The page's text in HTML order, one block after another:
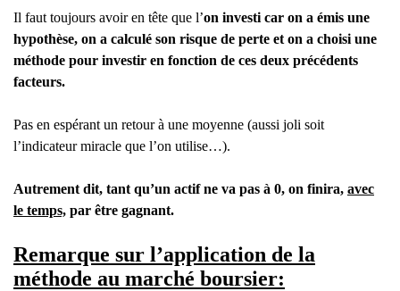
Il faut toujours avoir en tête que l’on investi car on a émis une
hypothèse, on a calculé son risque de perte et on a choisi une
méthode pour investir en fonction de ces deux précédents
facteurs.
Pas en espérant un retour à une moyenne (aussi joli soit
l’indicateur miracle que l’on utilise…).
Autrement dit, tant qu’un actif ne va pas à 0, on finira, avec
le temps, par être gagnant.
Remarque sur l’application de la
méthode au marché boursier: